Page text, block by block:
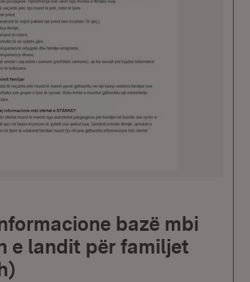
bazë mbi
e landit për familjet